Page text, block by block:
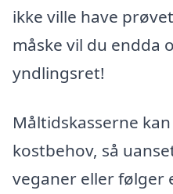
ikke ville have
måske vil du endda
yndlingsret!
Måltidskasserne
kostbehov, så
veganer eller følger